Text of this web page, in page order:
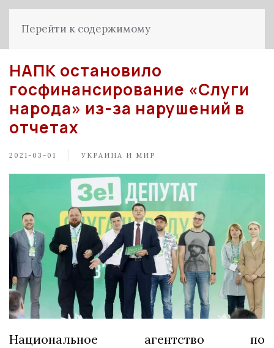
Перейти к содержимому
НАПК остановило
госфинансирование «Слуги
народа» из-за нарушений в
отчетах
2021-03-01 УКРАИНА И МИР
Национальное агентство по